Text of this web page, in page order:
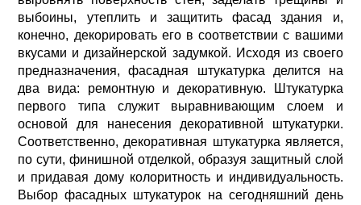
выбоины, утеплить и защитить фасад здания и,
конечно, декорировать его в соответствии с вашими
вкусами и дизайнерской задумкой. Исходя из своего
предназначения, фасадная штукатурка делится на
два вида: ремонтную и декоративную. Штукатурка
первого типа служит выравнивающим слоем и
основой для нанесения декоративной штукатурки.
Соответственно, декоративная штукатурка является,
по сути, финишной отделкой, образуя защитный слой
и придавая дому колоритность и индивидуальность.
Выбор фасадных штукатурок на сегодняшний день